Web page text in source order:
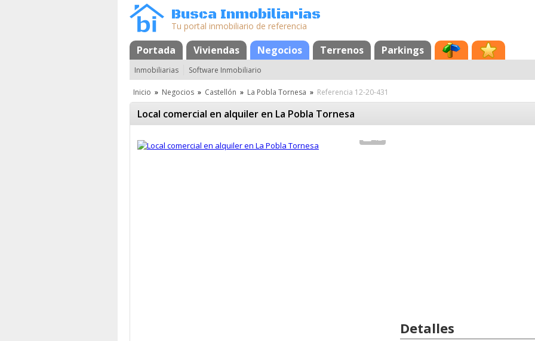
Busca Inmobiliarias
Tu portal inmobiliario de referencia
Portada Viviendas Negocios Terrenos Parkings
MapaFavoritos
Inmobiliarias Software Inmobiliario
Inicio » Negocios » Castellón » La Pobla Tornesa » Referencia 12-20-431
Local comercial en alquiler en La Pobla Tornesa
12
Detalles